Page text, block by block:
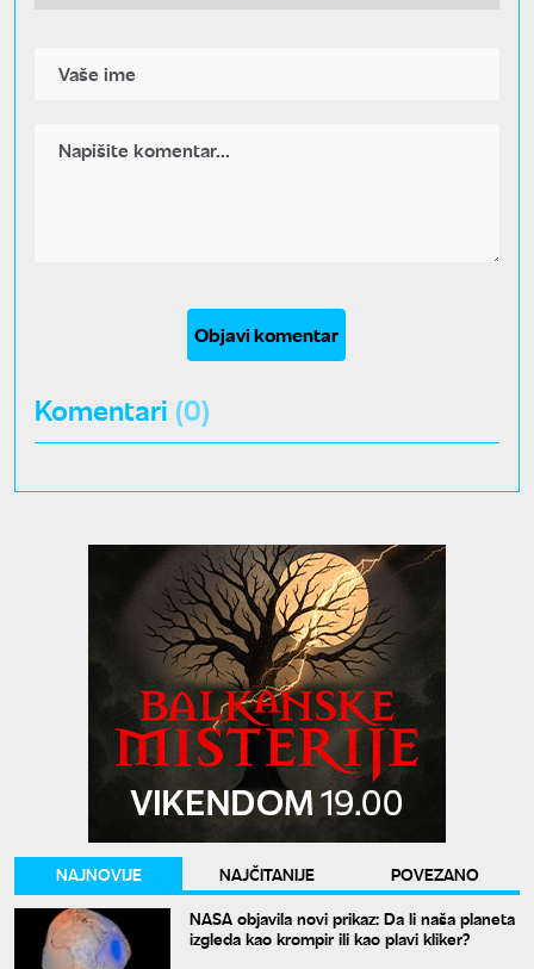
Objavi komentar
Komentari (0)
NAJNOVIJE NAJČITANIJE
POVEZANO
NASA objavila novi prikaz: Da li naša planeta
izgleda kao krompir ili kao plavi kliker?